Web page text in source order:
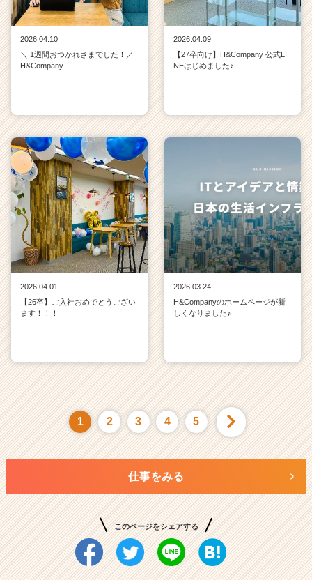
2026.04.10
＼ 1週間おつかれさまでした！／
H&Company
2026.04.09
【27卒向け】H&Company 公式LI
NEはじめました♪
2026.04.01
【26卒】ご入社おめでとうござい
ます！！！
2026.03.24
H&Companyのホームページが新
しくなりました♪
1 2 3 4 5
仕事をみる
このページをシェアする